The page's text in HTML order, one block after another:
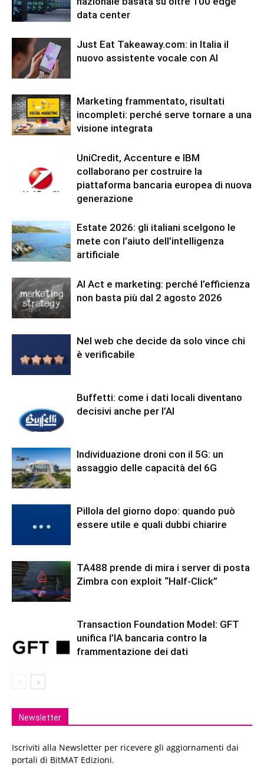
data center
Just Eat Takeaway.com: in Italia il
nuovo assistente vocale con AI
Marketing frammentato, risultati
incompleti: perché serve tornare a una
visione integrata
UniCredit, Accenture e IBM
collaborano per costruire la
piattaforma bancaria europea di nuova
generazione
Estate 2026: gli italiani scelgono le
mete con l’aiuto dell’intelligenza
artificiale
AI Act e marketing: perché l’efficienza
non basta più dal 2 agosto 2026
Nel web che decide da solo vince chi
è verificabile
Buffetti: come i dati locali diventano
decisivi anche per l’AI
Individuazione droni con il 5G: un
assaggio delle capacità del 6G
Pillola del giorno dopo: quando può
essere utile e quali dubbi chiarire
TA488 prende di mira i server di posta
Zimbra con exploit “Half-Click”
Transaction Foundation Model: GFT
unifica l’IA bancaria contro la
frammentazione dei dati
Newsletter
Iscriviti alla Newsletter per ricevere gli aggiornamenti dai
portali di BitMAT Edizioni.